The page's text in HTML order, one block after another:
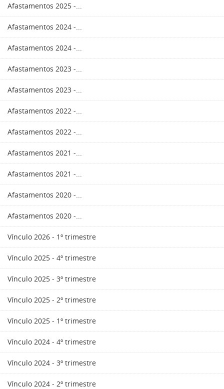
Afastamentos 2025 -...
Afastamentos 2024 -...
Afastamentos 2024 -...
Afastamentos 2023 -...
Afastamentos 2023 -...
Afastamentos 2022 -...
Afastamentos 2022 -...
Afastamentos 2021 -...
Afastamentos 2021 -...
Afastamentos 2020 -...
Afastamentos 2020 -...
Vínculo 2026 - 1º trimestre
Vínculo 2025 - 4º trimestre
Vínculo 2025 - 3º trimestre
Vínculo 2025 - 2º trimestre
Vínculo 2025 - 1º trimestre
Vínculo 2024 - 4º trimestre
Vínculo 2024 - 3º trimestre
Vínculo 2024 - 2º trimestre